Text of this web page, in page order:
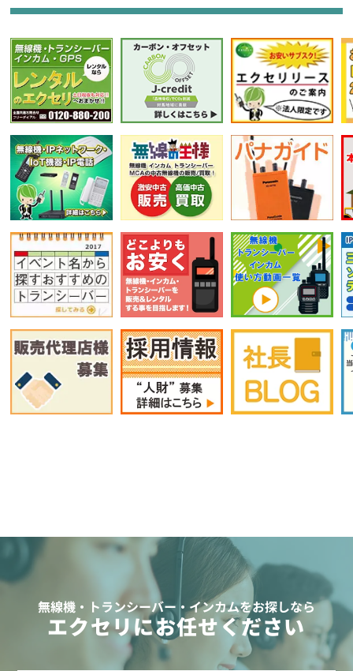
選択条件をリセット
無線機・トランシーバー・インカムをお探しなら
エクセリにお任せください